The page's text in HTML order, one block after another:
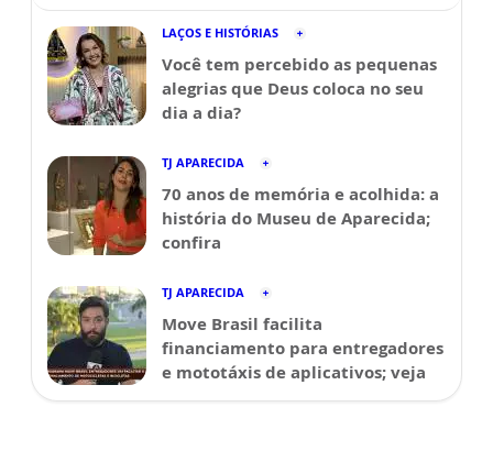
LAÇOS E HISTÓRIAS
Você tem percebido as pequenas
alegrias que Deus coloca no seu
dia a dia?
TJ APARECIDA
70 anos de memória e acolhida: a
história do Museu de Aparecida;
confira
TJ APARECIDA
Move Brasil facilita
financiamento para entregadores
e mototáxis de aplicativos; veja